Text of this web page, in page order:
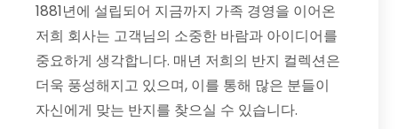
1881년에 설립되어 지금까지 가족 경영을 이어온
저희 회사는 고객님의 소중한 바람과 아이디어를
중요하게 생각합니다. 매년 저희의 반지 컬렉션은
더욱 풍성해지고 있으며, 이를 통해 많은 분들이
자신에게 맞는 반지를 찾으실 수 있습니다.